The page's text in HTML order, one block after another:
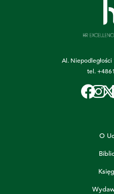
Al.
tel.
O